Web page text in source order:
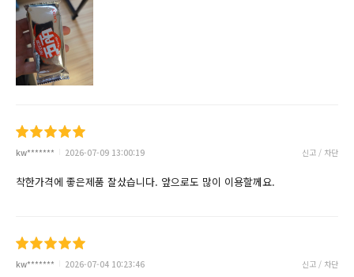
kw******* 2026-07-09 13:00:19 신고 / 차단
착한가격에 좋은제품 잘샀습니다. 앞으로도 많이 이용할께요.
kw******* 2026-07-04 10:23:46 신고 / 차단